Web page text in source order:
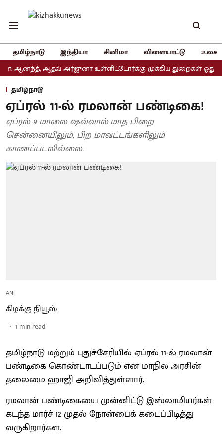
தமிழ்நாடு இந்தியா சினிமா விளையாட்டு
ஆதவ் அர்ஜுனா உள்ளிட்டோர்க்கு முக்கிய துறைகள் ஒதுக்கீடு
தமிழ்நாடு
ஏப்ரல் 11-ல் ரமலான் பண்டிகை!
ஏப்ரல் 9 மாலை ஷவ்வால் மாத பிறை
சென்னையிலும், பிற மாவட்டங்களிலும்
காணப்படவில்லை.
ANI
கிழக்கு நியூஸ்
1 min read
தமிழ்நாடு மற்றும் புதுச்சேரியில் ஏப்ரல் 11-ல் ரமலான்
பண்டிகை கொண்டாடப்படும் என மாநில அரசின்
தலைமை ஹாஜி அறிவித்துள்ளார்.
ரமலான் பண்டிகையை முன்னிட்டு இஸ்லாமியர்கள்
கடந்த மார்ச் 12 முதல் நோன்பைக் கடைப்பிடித்து
வருகிறார்கள்.